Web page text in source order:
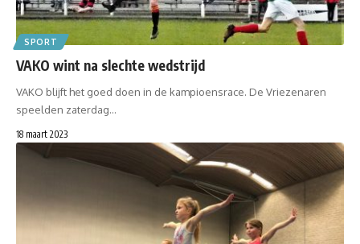
SPORT
VAKO wint na slechte wedstrijd
VAKO blijft het goed doen in de kampioensrace. De Vriezenaren
speelden zaterdag…
18 maart 2023